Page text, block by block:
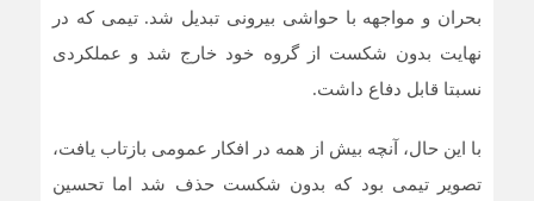
بحران و مواجهه با حواشی بیرونی تبدیل شد. تیمی که در
نهایت بدون شکست از گروه خود خارج شد و عملکردی
نسبتا قابل دفاع داشت.
با این حال، آنچه بیش از همه در افکار عمومی بازتاب یافت،
تصویر تیمی بود که بدون شکست حذف شد اما تحسین